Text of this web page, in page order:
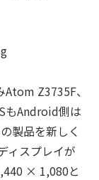
Z3735F、
もAndroid側は
製品を新しく
ィスプレイが
× 1,080と